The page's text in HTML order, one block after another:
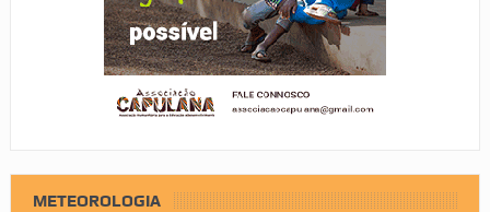
METEOROLOGIA